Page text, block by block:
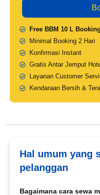
Free BBM 10 L
Minimal Booking 2 Hari
Konfirmasi Instant
Gratis Antar Jemput
Layanan Customer
Kendaraan Bersih &
Hal umum yang
pelanggan
Bagaimana cara sewa